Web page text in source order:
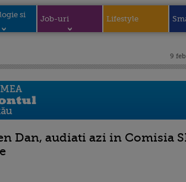
si
Job-uri Lifestyle
9
Dan, audiati azi in Comisia